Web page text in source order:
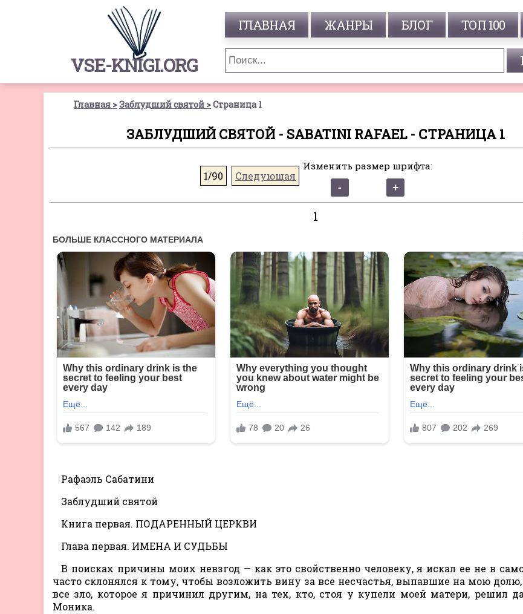
VSE-KNIGI.ORG
ГЛАВНАЯ ЖАНРЫ БЛОГ ТОП 100
Главная Заблудший святой Страница 1
ЗАБЛУДШИЙ СВЯТОЙ - SABATINI RAFAEL - СТРАНИЦА 1
1/90 Следующая
Изменить размер шрифта:
1
Рафаэль Сабатини
Заблудший святой
Книга первая. ПОДАРЕННЫЙ ЦЕРКВИ
Глава первая. ИМЕНА И СУДЬБЫ
В поисках причины моих невзгод — как это свойственно человеку, я искал ее не в
часто склонялся к тому, чтобы возложить вину за все несчастья, выпавшие на мою
все зло, которое я причинил другим, на тех, кто, стоя у купели моей матери, решил
Моника.